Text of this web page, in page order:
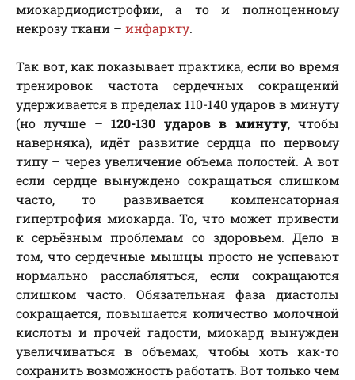
миокардиодистрофии, а то и полноценному
некрозу ткани – инфаркту.
Так вот, как показывает практика, если во время
тренировок частота сердечных сокращений
удерживается в пределах 110-140 ударов в минуту
(но лучше –120-130 ударов в минуту, чтобы
наверняка), идёт развитие сердца по первому
типу – через увеличение объема полостей. А вот
если сердце вынуждено сокращаться слишком
часто, то развивается компенсаторная
гипертрофия миокарда. То, что может привести
к серьёзным проблемам со здоровьем. Дело в
том, что сердечные мышцы просто не успевают
нормально расслабляться, если сокращаются
слишком часто. Обязательная фаза диастолы
сокращается, повышается количество молочной
кислоты и прочей гадости, миокард вынужден
увеличиваться в объемах, чтобы хоть как-то
сохранить возможность работать. Вот только чем